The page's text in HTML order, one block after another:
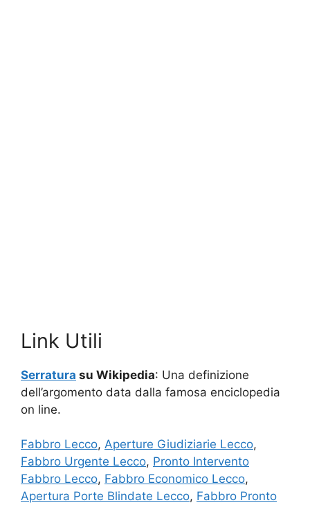
Link Utili
Serratura su Wikipedia: Una definizione
dell’argomento data dalla famosa enciclopedia
on line.
Fabbro Lecco, Aperture Giudiziarie Lecco,
Fabbro Urgente Lecco, Pronto Intervento
Fabbro Lecco, Fabbro Economico Lecco,
Apertura Porte Blindate Lecco, Fabbro Pronto